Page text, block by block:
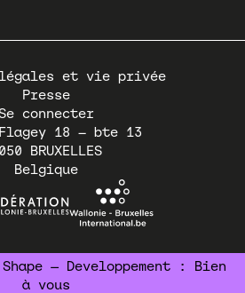
légales et vie privée
Presse
connecter
18 – bte 13
BRUXELLES
Belgique
— Developpement :
Bien
à vous